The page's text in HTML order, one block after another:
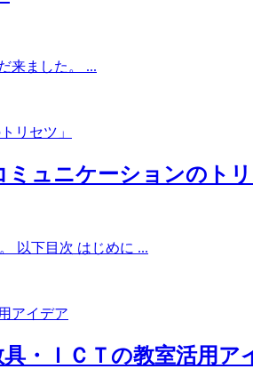
来ました。 ...
ミュニケーションのト
以下目次 はじめに ...
・ＩＣＴの教室活用ア